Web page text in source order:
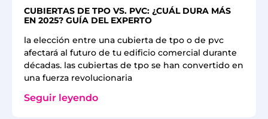
CUBIERTAS DE TPO VS. PVC: ¿CUÁL DURA MÁS
EN 2025? GUÍA DEL EXPERTO
la elección entre una cubierta de tpo o de pvc
afectará al futuro de tu edificio comercial durante
décadas. las cubiertas de tpo se han convertido en
una fuerza revolucionaria
Seguir leyendo